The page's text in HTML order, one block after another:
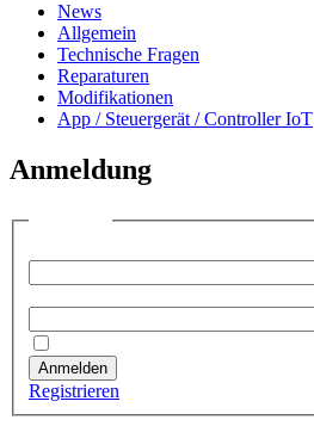
News
Allgemein
Technische Fragen
Reparaturen
Modifikationen
App / Steuergerät / Controller IoT
Anmeldung
Anmelden
Registrieren